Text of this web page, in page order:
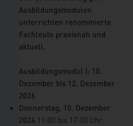
Sabine Lallinger
Leitung Referat
Zentralstelle
Landschaftsplanung
Landesbaudirektion
Bayern, Dienstort
Deggendorf
Weitere
der Möhler +
Ingenieure
zuständig für
umfangreiche
Erfahrungen in
Weitere
Ausbildungsmodulen
unterrichten renommierte
Fachleute praxisnah und
aktuell.
Ausbildungsmodul I: 10.
Dezember bis 12. Dezember
2026
Donnerstag, 10. Dezember
2026 11:00 bis 17:30 Uhr